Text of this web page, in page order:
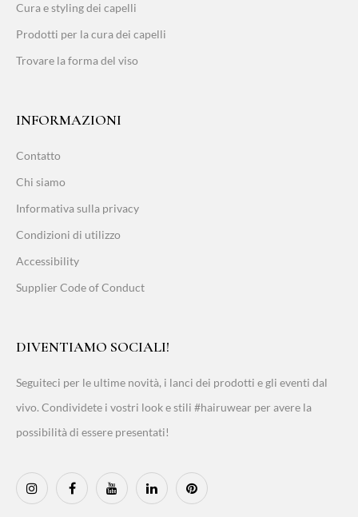
Cura e styling dei capelli
Prodotti per la cura dei capelli
Trovare la forma del viso
INFORMAZIONI
Contatto
Chi siamo
Informativa sulla privacy
Condizioni di utilizzo
Accessibility
Supplier Code of Conduct
DIVENTIAMO SOCIALI!
Seguiteci per le ultime novità, i lanci dei prodotti e gli eventi dal
vivo. Condividete i vostri look e stili #hairuwear per avere la
possibilità di essere presentati!